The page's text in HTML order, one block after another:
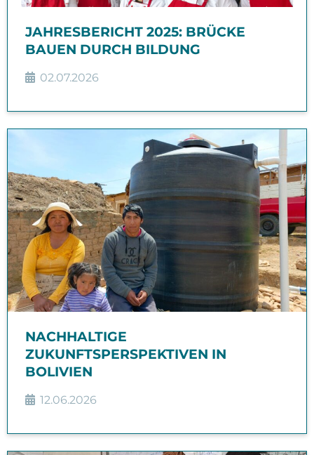
JAHRESBERICHT 2025: BRÜCKE
BAUEN DURCH BILDUNG
02.07.2026
NACHHALTIGE
ZUKUNFTSPERSPEKTIVEN IN
BOLIVIEN
12.06.2026